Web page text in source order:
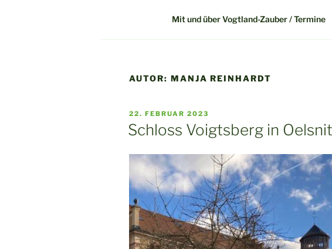
Mit und über Vogtland-Zauber / Termine
AUTOR: MANJA REINHARDT
VERÖFFENTLICHT
AM
22. FEBRUAR 2023
Schloss Voigtsberg in